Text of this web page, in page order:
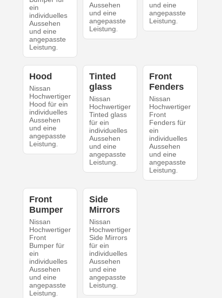
ein
individuelles
Aussehen
und eine
angepasste
Leistung.
Aussehen
und eine
angepasste
Leistung.
und eine
angepasste
Leistung.
Hood
Nissan
Hochwertiger
Hood für ein
individuelles
Aussehen
und eine
angepasste
Leistung.
Tinted
glass
Nissan
Hochwertiger
Tinted glass
für ein
individuelles
Aussehen
und eine
angepasste
Leistung.
Front
Fenders
Nissan
Hochwertiger
Front
Fenders für
ein
individuelles
Aussehen
und eine
angepasste
Leistung.
Front
Bumper
Nissan
Hochwertiger
Front
Bumper für
ein
individuelles
Aussehen
und eine
angepasste
Leistung.
Side
Mirrors
Nissan
Hochwertiger
Side Mirrors
für ein
individuelles
Aussehen
und eine
angepasste
Leistung.